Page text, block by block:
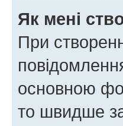
Як мені
При
основною
то швидше